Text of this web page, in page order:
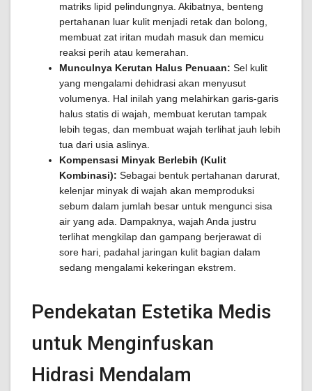
matriks lipid pelindungnya. Akibatnya, benteng
pertahanan luar kulit menjadi retak dan bolong,
membuat zat iritan mudah masuk dan memicu
reaksi perih atau kemerahan.
Munculnya Kerutan Halus Penuaan: Sel kulit
yang mengalami dehidrasi akan menyusut
volumenya. Hal inilah yang melahirkan garis-garis
halus statis di wajah, membuat kerutan tampak
lebih tegas, dan membuat wajah terlihat jauh lebih
tua dari usia aslinya.
Kompensasi Minyak Berlebih (Kulit
Kombinasi): Sebagai bentuk pertahanan darurat,
kelenjar minyak di wajah akan memproduksi
sebum dalam jumlah besar untuk mengunci sisa
air yang ada. Dampaknya, wajah Anda justru
terlihat mengkilap dan gampang berjerawat di
sore hari, padahal jaringan kulit bagian dalam
sedang mengalami kekeringan ekstrem.
Pendekatan Estetika Medis
untuk Menginfuskan
Hidrasi Mendalam